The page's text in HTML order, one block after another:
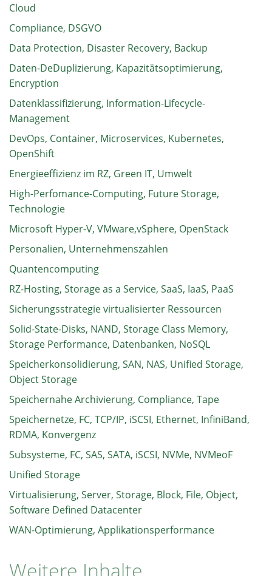
Cloud
Compliance, DSGVO
Data Protection, Disaster Recovery, Backup
Daten-DeDuplizierung, Kapazitätsoptimierung,
Encryption
Datenklassifizierung, Information-Lifecycle-
Management
DevOps, Container, Microservices, Kubernetes,
OpenShift
Energieeffizienz im RZ, Green IT, Umwelt
High-Perfomance-Computing, Future Storage,
Technologie
Microsoft Hyper-V, VMware,vSphere, OpenStack
Personalien, Unternehmenszahlen
Quantencomputing
RZ-Hosting, Storage as a Service, SaaS, IaaS, PaaS
Sicherungsstrategie virtualisierter Ressourcen
Solid-State-Disks, NAND, Storage Class Memory,
Storage Performance, Datenbanken, NoSQL
Speicherkonsolidierung, SAN, NAS, Unified Storage,
Object Storage
Speichernahe Archivierung, Compliance, Tape
Speichernetze, FC, TCP/IP, iSCSI, Ethernet, InfiniBand,
RDMA, Konvergenz
Subsysteme, FC, SAS, SATA, iSCSI, NVMe, NVMeoF
Unified Storage
Virtualisierung, Server, Storage, Block, File, Object,
Software Defined Datacenter
WAN-Optimierung, Applikationsperformance
Weitere Inhalte